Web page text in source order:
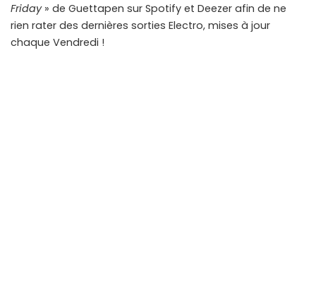
Friday» de Guettapen sur Spotify et Deezer afin de ne
rien rater des dernières sorties Electro, mises à jour
chaque Vendredi !